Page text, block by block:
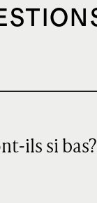
ils si bas?